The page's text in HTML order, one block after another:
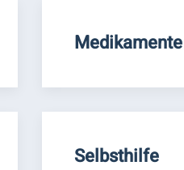
Medikamente
Selbsthilfe